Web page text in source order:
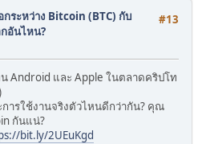
#13
กระหว่าง Bitcoin (BTC) กับ
อันไหน?
Android และ Apple ในตลาดคริปโท
ารใช้งานจริงตัวไหนดีกว่ากัน? คุณ
กันแน่?
bit.ly/2UEuKgd